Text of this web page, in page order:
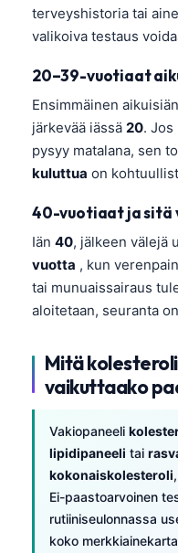
terveyshistoria tai
valikoiva testaus
20–39-vuotiaat
Ensimmäinen aikuisiän
järkevää iässä 20.
pysyy matalana, sen
kuluttua on
40-vuotiaat ja sitä
Iän 40, jälkeen välejä
vuotta , kun
tai munuaissairaus
aloitetaan, seuranta
Mitä
vaikuttaako
Vakiopaneeli
lipidipaneeli tai
kokonaiskolesteroli,
Ei-paastoarvoinen
rutiiniseulonnassa
koko